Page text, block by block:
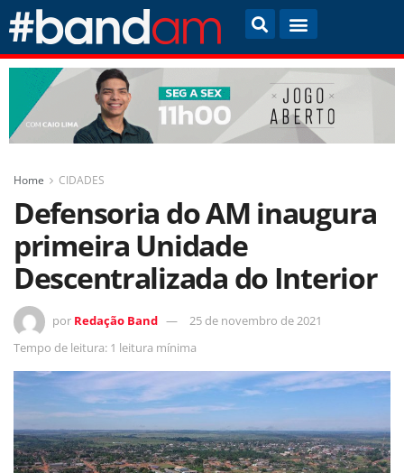
Home CIDADES
Defensoria do AM inaugura
primeira Unidade
Descentralizada do Interior
por Redação Band
25 de novembro de 2021
Tempo de leitura: 1 leitura mínima